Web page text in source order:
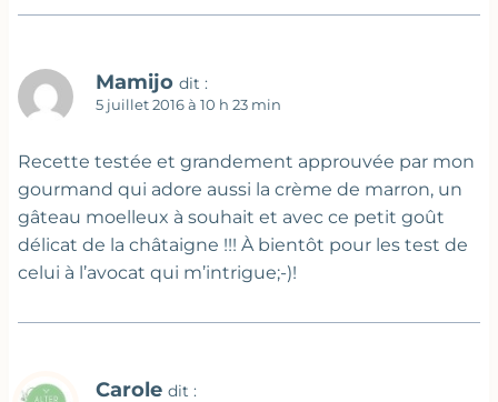
Mamijo dit :
5 juillet 2016 à 10 h 23 min
Recette testée et grandement approuvée par mon
gourmand qui adore aussi la crème de marron, un
gâteau moelleux à souhait et avec ce petit goût
délicat de la châtaigne !!! À bientôt pour les test de
celui à l’avocat qui m’intrigue;-)!
Carole dit :